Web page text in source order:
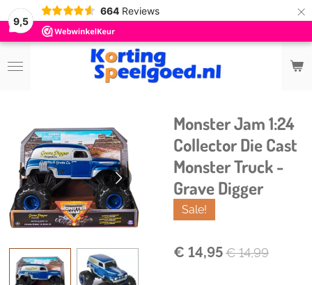
9,5
664 Reviews ×
Monster Jam 1:24
Collector Die Cast
Monster Truck -
Grave Digger
Sale!
€ 14,95€ 14,99